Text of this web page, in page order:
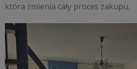
która zmienia cały proces zakupu.